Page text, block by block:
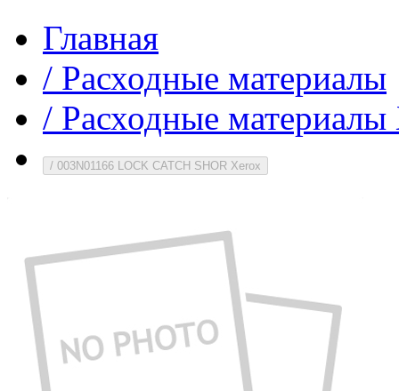
Главная
/ Расходные материалы
/ Расходные
/ 003N01166 LOCK CATCH SHOR Xerox